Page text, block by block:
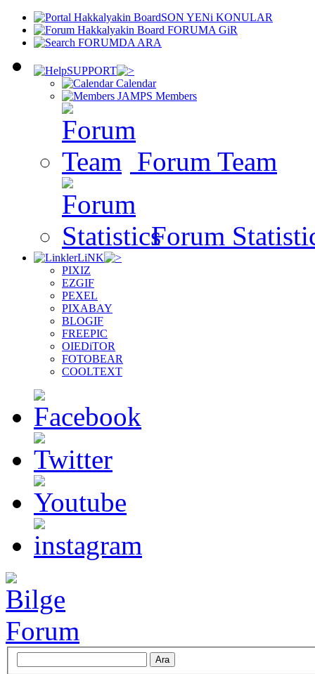
SON YENi KONULAR
FORUMA GiR
FORUMDA ARA
SUPPORT
Calendar
Members
Forum Team
Forum
LiNK
PIXIZ
EZGIF
PEXEL
PIXABAY
BLOGIF
FREEPIC
OIEDiTOR
FOTOBEAR
COOLTEXT